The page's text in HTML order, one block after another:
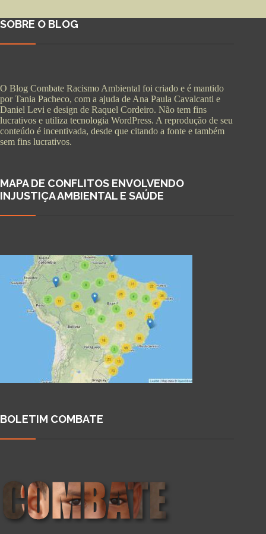
SOBRE O BLOG
O Blog Combate Racismo Ambiental foi criado e é mantido
por Tania Pacheco, com a ajuda de Ana Paula Cavalcanti e
Daniel Levi e design de Raquel Cordeiro. Não tem fins
lucrativos e utiliza tecnologia WordPress. A reprodução de seu
conteúdo é incentivada, desde que citando a fonte e também
sem fins lucrativos.
MAPA DE CONFLITOS ENVOLVENDO
INJUSTIÇA AMBIENTAL E SAÚDE
BOLETIM COMBATE